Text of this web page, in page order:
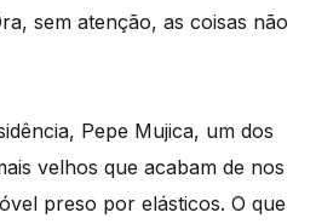
sem atenção, as coisas não
Pepe Mujica, um dos
velhos que acabam de nos
preso por elásticos. O que